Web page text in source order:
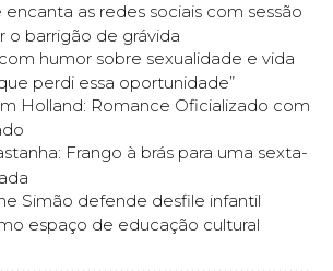
encanta as redes sociais com sessão
o barrigão de grávida
humor sobre sexualidade e vida
perdi essa oportunidade”
Holland: Romance Oficializado com
Frango à brás para uma sexta-
Simão defende desfile infantil
espaço de educação cultural